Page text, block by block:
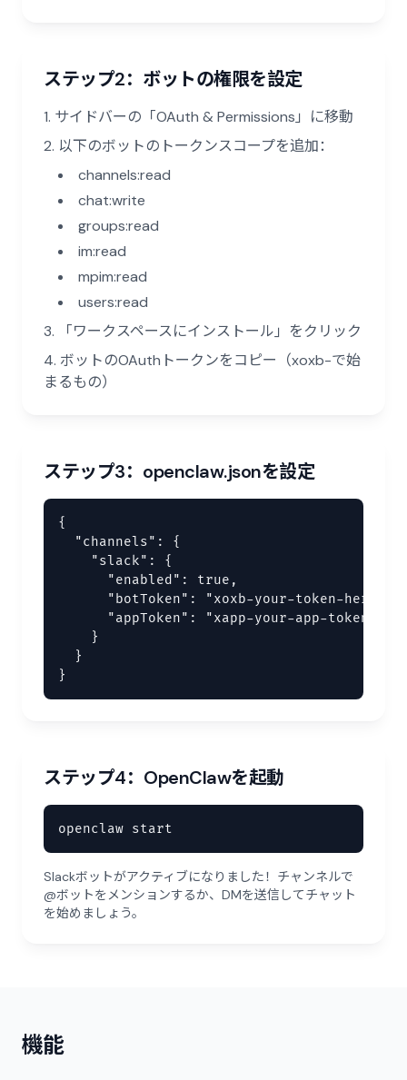
ステップ2：ボットの権限を設定
サイドバーの「OAuth & Permissions」に移動
以下のボットのトークンスコープを追加：
channels:read
chat:write
groups:read
im:read
mpim:read
users:read
「ワークスペースにインストール」をクリック
ボットのOAuthトークンをコピー（xoxb-で始
まるもの）
ステップ3：openclaw.jsonを設定
{
  "channels": {
    "slack": {
      "enabled": true,
      "botToken": "xoxb-your-token-here",
"appToken": "xapp-your-app-token" //
    }
  }
}
ステップ4：OpenClawを起動
openclaw start
Slackボットがアクティブになりました！チャンネルで
@ボットをメンションするか、DMを送信してチャット
を始めましょう。
機能